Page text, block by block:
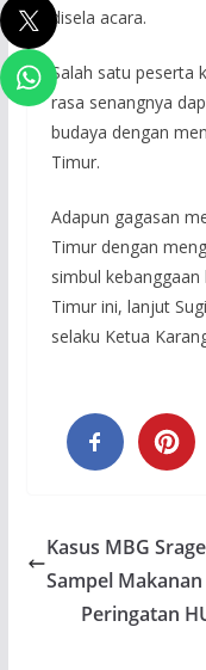
disela acara.
Salah satu peserta
rasa senangnya
budaya dengan
Timur.
Adapun gagasan
Timur dengan
simbul
Timur ini, lanjut
selaku Ketua
Kasus MBG
Sampel
Peringatan